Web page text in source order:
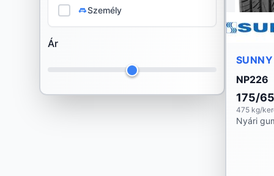
Habilead
Imperial
Személy
Ár
SUNNY
NP226
175/
475 kg/
Nyári